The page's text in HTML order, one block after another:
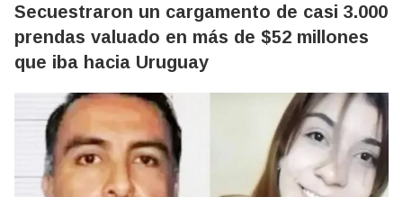
Secuestraron un cargamento de casi 3.000
prendas valuado en más de $52 millones
que iba hacia Uruguay